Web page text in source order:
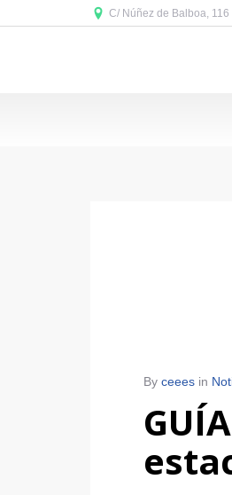
C/ Núñez de Balboa,
By ceees in